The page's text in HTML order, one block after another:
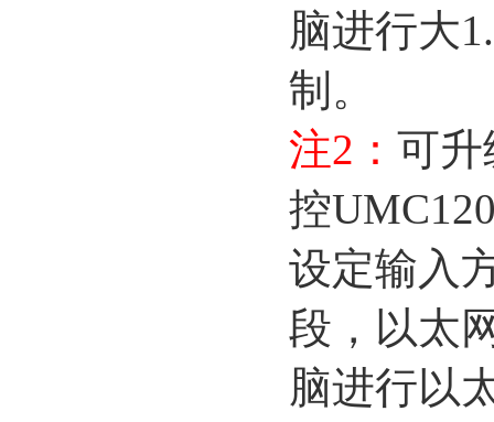
脑进行大
制。
注2 ： 可升
控
设定输入
段，以太
脑进行以